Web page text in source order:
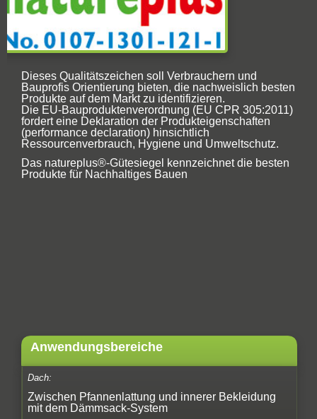
Dieses Qualitätszeichen soll Verbrauchern und
Bauprofis Orientierung bieten, die nachweislich besten
Produkte auf dem Markt zu identifizieren.
Die EU-Bauproduktenverordnung (EU CPR 305:2011)
fordert eine Deklaration der Produkteigenschaften
(performance declaration) hinsichtlich
Ressourcenverbrauch, Hygiene und Umweltschutz.
Das natureplus®-Gütesiegel kennzeichnet die besten
Produkte für Nachhaltiges Bauen
Anwendungsbereiche
Dach:
Zwischen Pfannenlattung und innerer Bekleidung
mit dem Dämmsack-System